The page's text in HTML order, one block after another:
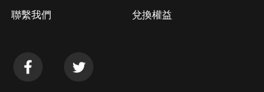
聯繫我們 兌換權益